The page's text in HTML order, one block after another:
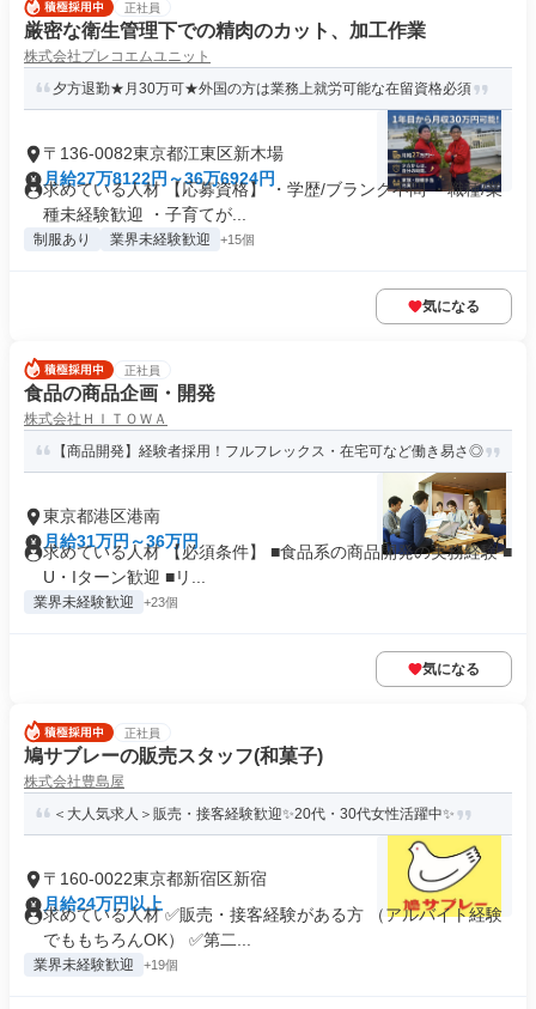
正社員
厳密な衛生管理下での精肉のカット、加工作業
株式会社プレコエムユニット
夕方退勤★月30万可★外国の方は業務上就労可能な在留資格必須
〒136-0082東京都江東区新木場
月給27万8122円～36万6924円
求めている人材 【応募資格】 ・学歴/ブランク不問 ・職種/業
種未経験歓迎 ・子育てが...
制服あり 業界未経験歓迎 +15個
気になる
正社員
食品の商品企画・開発
株式会社ＨＩＴＯＷＡ
【商品開発】経験者採用！フルフレックス・在宅可など働き易さ◎
東京都港区港南
月給31万円～36万円
求めている人材 【必須条件】 ■食品系の商品開発の実務経験 ■
U・Iターン歓迎 ■リ...
業界未経験歓迎 +23個
気になる
正社員
鳩サブレーの販売スタッフ(和菓子)
株式会社豊島屋
＜大人気求人＞販売・接客経験歓迎✨20代・30代女性活躍中✨
〒160-0022東京都新宿区新宿
月給24万円以上
求めている人材 ✅販売・接客経験がある方 （アルバイト経験
でももちろんOK） ✅第二...
業界未経験歓迎 +19個